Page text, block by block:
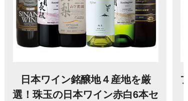
日本ワイン銘醸地４産地を厳
選！珠玉の日本ワイン赤白6本セ